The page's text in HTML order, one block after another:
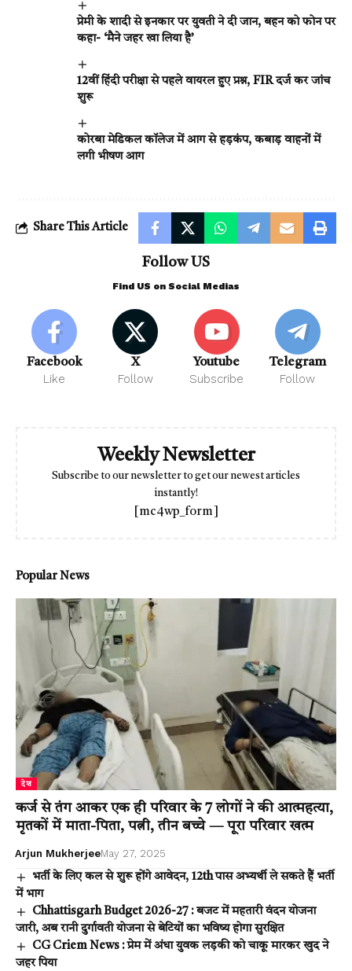
प्रेमी के शादी से इनकार पर युवती ने दी जान, बहन को फोन पर
कहा- ‘मैने जहर खा लिया है’
12वीं हिंदी परीक्षा से पहले वायरल हुए प्रश्न, FIR दर्ज कर जांच
शुरू
कोरबा मेडिकल कॉलेज में आग से हड़कंप, कबाड़ वाहनों में
लगी भीषण आग
Share This Article
Follow US
Find US on Social Medias
Facebook
Like
X
Follow
Youtube
Subscribe
Telegram
Follow
Weekly Newsletter
Subscribe to our newsletter to get our newest articles
instantly!
[mc4wp_form]
Popular News
देश
कर्ज से तंग आकर एक ही परिवार के 7 लोगों ने की आत्महत्या,
मृतकों में माता-पिता, पत्नी, तीन बच्चे — पूरा परिवार खत्म
Arjun MukherjeeMay 27, 2025
भर्ती के लिए कल से शुरू होंगे आवेदन, 12th पास अभ्यर्थी ले सकते हैं भर्ती
में भाग
Chhattisgarh Budget 2026-27 : बजट में महतारी वंदन योजना
जारी, अब रानी दुर्गावती योजना से बेटियों का भविष्य होगा सुरक्षित
CG Criem News : प्रेम में अंधा युवक लड़की को चाकू मारकर खुद ने
जहर पिया